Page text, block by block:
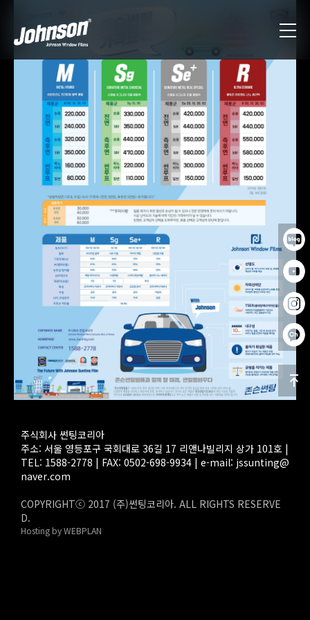
주식회사 썬팅코리아
주소: 서울 영등포구 국회대로 36길 17 리앤나빌리지 상가 101호 |
TEL: 1588-2778 | FAX: 0502-698-9934 | e-mail: jssunting@
naver.com
COPYRIGHTⓒ 2017 (주)썬팅코리아. ALL RIGHTS RESERVE
D.
Hosting by WEBPLAN